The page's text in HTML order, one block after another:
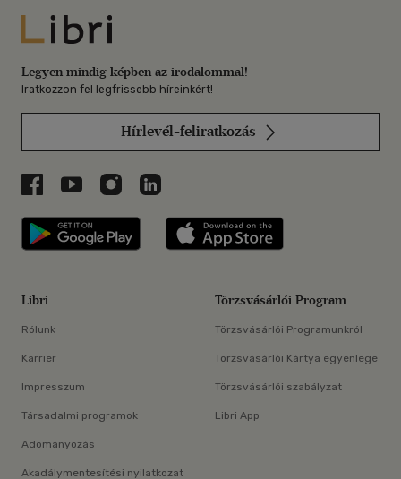
Libri
Legyen mindig képben az irodalommal!
Iratkozzon fel legfrissebb híreinkért!
Hírlevél-feliratkozás
Libri a Facebookon
Libri a Youtube-on
Libri az Instagramon
Libri a LinkedInen
Libri applikáció Szerezd meg: Google
Libri
Rólunk
Karrier
Impresszum
Társadalmi programok
Adományozás
Akadálymentesítési nyilatkozat
Törzsvásárlói Program
Törzsvásárlói Programunkról
Törzsvásárlói Kártya egyenlege
Törzsvásárlói szabályzat
Libri App